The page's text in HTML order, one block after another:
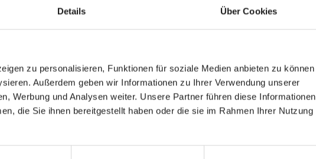
Details Über Cookies
zu personalisieren, Funktionen für soziale Medien anbieten zu können
Außerdem geben wir Informationen zu Ihrer Verwendung unserer
Werbung und Analysen weiter. Unsere Partner führen diese Informationen
die Sie ihnen bereitgestellt haben oder die sie im Rahmen Ihrer Nutzung
und -verantwortung